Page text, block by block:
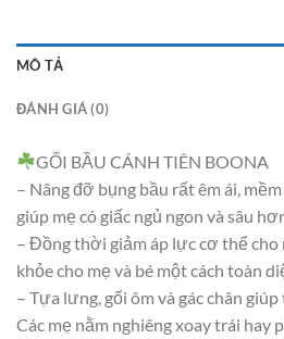
MÔ TẢ
ĐÁNH GIÁ (0)
GỐI BẦU CÁNH TIÊN BOONA
– Nâng đỡ bụng bầu rất êm ái,
giúp mẹ có giấc ngủ ngon và sâu
– Đồng thời giảm áp lực cơ thể
khỏe cho mẹ và bé một cách toàn
– Tựa lưng, gối ôm và gác chân giúp
Các mẹ nằm nghiêng xoay trái hay